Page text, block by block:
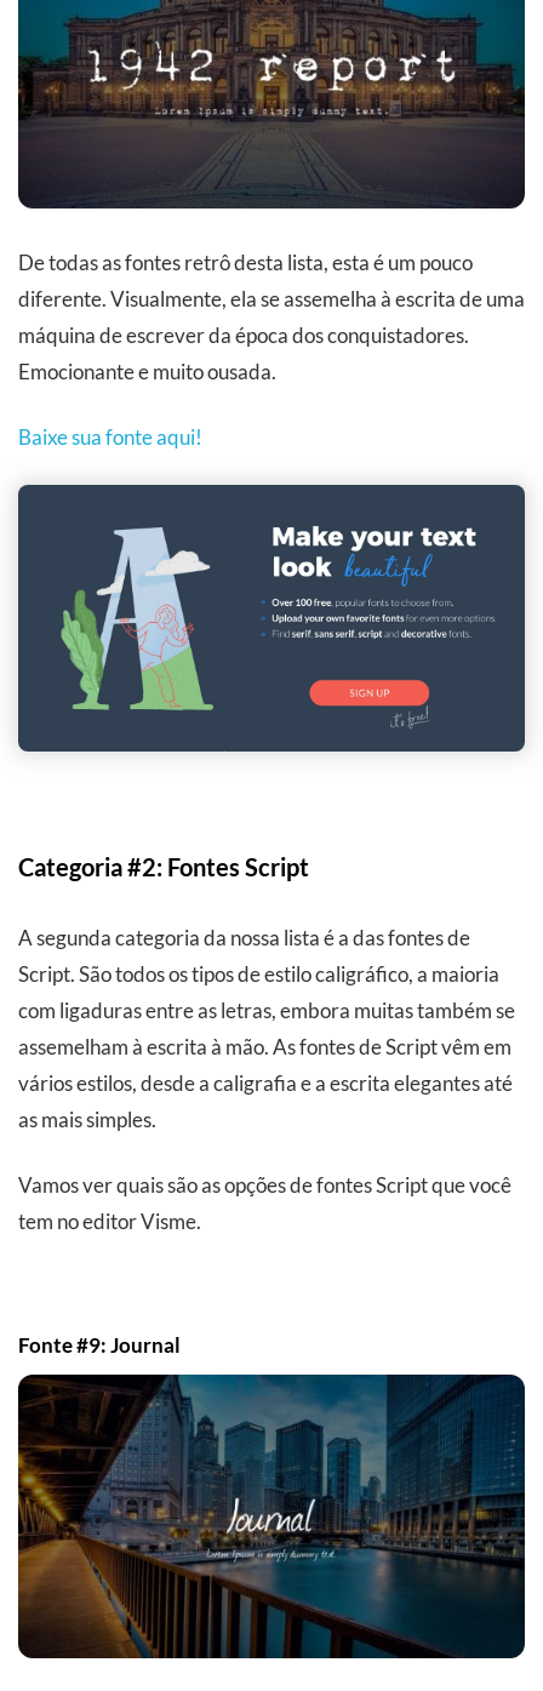
De todas as fontes retrô desta lista, esta é um pouco
diferente. Visualmente, ela se assemelha à escrita de uma
máquina de escrever da época dos conquistadores.
Emocionante e muito ousada.
Baixe sua fonte aqui!
Categoria #2: Fontes Script
A segunda categoria da nossa lista é a das fontes de
Script. São todos os tipos de estilo caligráfico, a maioria
com ligaduras entre as letras, embora muitas também se
assemelham à escrita à mão. As fontes de Script vêm em
vários estilos, desde a caligrafia e a escrita elegantes até
as mais simples.
Vamos ver quais são as opções de fontes Script que você
tem no editor Visme.
Fonte #9: Journal